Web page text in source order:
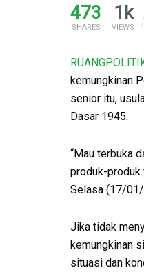
473
SHARES
1k
VIEWS
kemungkinan
senior itu,
Dasar 1945.
“Mau terbuka
produk-produk
Selasa (17/
Jika tidak
kemungkinan
situasi dan